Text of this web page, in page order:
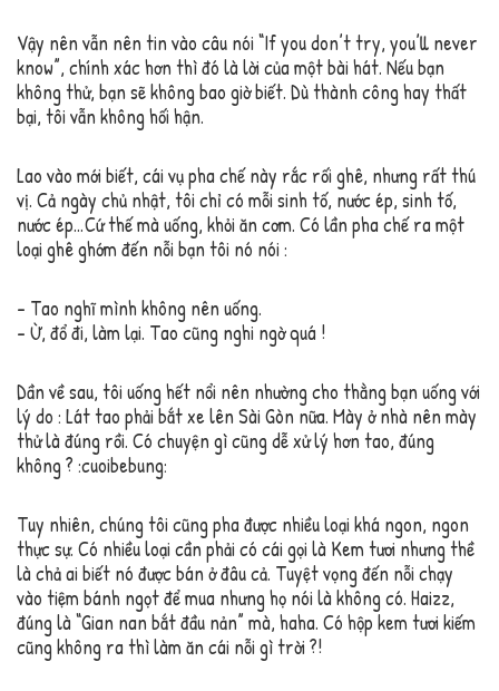
Vậy nên vẫn nên tin vào câu nói “If you don’t try, you’ll never
know”, chính xác hơn thì đó là lời của một bài hát. Nếu bạn
không thử, bạn sẽ không bao giờ biết. Dù thành công hay thất
bại, tôi vẫn không hối hận.
Lao vào mới biết, cái vụ pha chế này rắc rối ghê, nhưng rất thú
vị. Cả ngày chủ nhật, tôi chỉ có mỗi sinh tố, nước ép, sinh tố,
nước ép…Cứ thế mà uống, khỏi ăn cơm. Có lần pha chế ra một
loại ghê ghớm đến nỗi bạn tôi nó nói :
– Tao nghĩ mình không nên uống.
– Ừ, đổ đi, làm lại. Tao cũng nghi ngờ quá !
Dần về sau, tôi uống hết nổi nên nhường cho thằng bạn uống với
lý do : Lát tao phải bắt xe lên Sài Gòn nữa. Mày ở nhà nên mày
thử là đúng rồi. Có chuyện gì cũng dễ xử lý hơn tao, đúng
không ? :cuoibebung:
Tuy nhiên, chúng tôi cũng pha được nhiều loại khá ngon, ngon
thực sự. Có nhiều loại cần phải có cái gọi là Kem tươi nhưng thề
là chả ai biết nó được bán ở đâu cả. Tuyệt vọng đến nỗi chạy
vào tiệm bánh ngọt để mua nhưng họ nói là không có. Haizz,
đúng là “Gian nan bắt đầu nản” mà, haha. Có hộp kem tươi kiếm
cũng không ra thì làm ăn cái nỗi gì trời ?!